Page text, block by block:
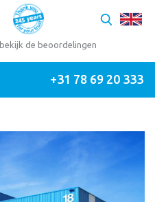
bekijk de beoordelingen
+31 78 69 20 333